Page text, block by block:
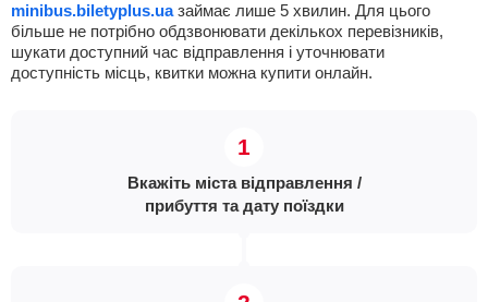
minibus.biletyplus.uaзаймає лише 5 хвилин. Для цього
більше не потрібно обдзвонювати декількох перевізників,
шукати доступний час відправлення і уточнювати
доступність місць, квитки можна купити онлайн.
Вкажіть міста відправлення /
прибуття та дату поїздки